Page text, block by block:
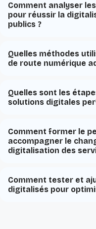
Comment analyser
pour réussir la
publics ?
Quelles méthodes
de route numérique
Quelles sont les
solutions digitales
Comment former le
accompagner le
digitalisation des
Comment tester et
digitalisés pour